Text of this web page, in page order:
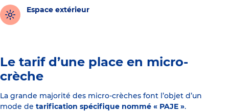
Espace extérieur
Le tarif d’une place en micro-
crèche
La grande majorité des micro-crèches font l’objet d’un
mode de tarification spécifique nommé « PAJE ».